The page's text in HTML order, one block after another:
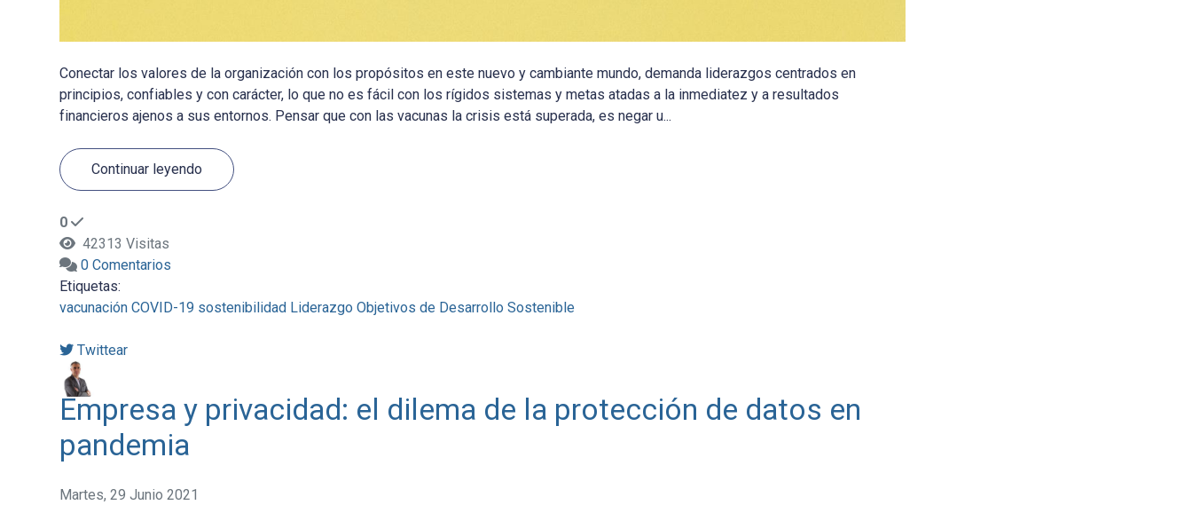
Conectar los valores de la organización con los propósitos en este nuevo y cambiante mundo, demanda liderazgos centrados en
principios, confiables y con carácter, lo que no es fácil con los rígidos sistemas y metas atadas a la inmediatez y a resultados
financieros ajenos a sus entornos. Pensar que con las vacunas la crisis está superada, es negar u...
Continuar leyendo
0
42313 Visitas
0 Comentarios
Etiquetas:
vacunación COVID-19 sostenibilidad Liderazgo Objetivos de Desarrollo Sostenible
Twittear
Empresa y privacidad: el dilema de la protección de datos en
pandemia
Martes, 29 Junio 2021